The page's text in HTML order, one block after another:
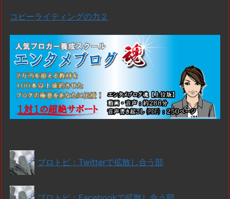
コピーライティングの力２
ブロトピ：Twitterで拡散し合う部